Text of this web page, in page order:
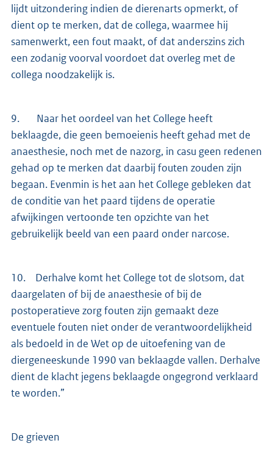
lijdt uitzondering indien de dierenarts opmerkt, of
dient op te merken, dat de collega, waarmee hij
samenwerkt, een fout maakt, of dat anderszins zich
een zodanig voorval voordoet dat overleg met de
collega noodzakelijk is.
9. Naar het oordeel van het College heeft
beklaagde, die geen bemoeienis heeft gehad met de
anaesthesie, noch met de nazorg, in casu geen redenen
gehad op te merken dat daarbij fouten zouden zijn
begaan. Evenmin is het aan het College gebleken dat
de conditie van het paard tijdens de operatie
afwijkingen vertoonde ten opzichte van het
gebruikelijk beeld van een paard onder narcose.
10. Derhalve komt het College tot de slotsom, dat
daargelaten of bij de anaesthesie of bij de
postoperatieve zorg fouten zijn gemaakt deze
eventuele fouten niet onder de verantwoordelijkheid
als bedoeld in de Wet op de uitoefening van de
diergeneeskunde 1990 van beklaagde vallen. Derhalve
dient de klacht jegens beklaagde ongegrond verklaard
te worden.”
De grieven